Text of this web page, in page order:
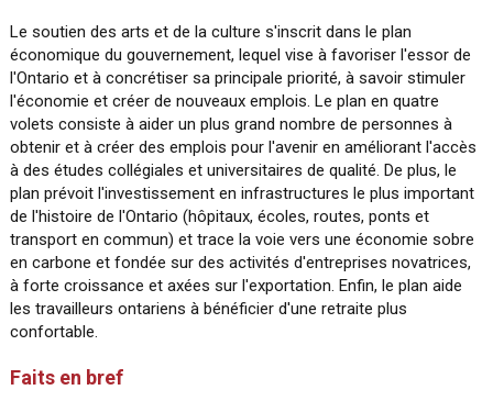
Le soutien des arts et de la culture s'inscrit dans le plan
économique du gouvernement, lequel vise à favoriser l'essor de
l'Ontario et à concrétiser sa principale priorité, à savoir stimuler
l'économie et créer de nouveaux emplois. Le plan en quatre
volets consiste à aider un plus grand nombre de personnes à
obtenir et à créer des emplois pour l'avenir en améliorant l'accès
à des études collégiales et universitaires de qualité. De plus, le
plan prévoit l'investissement en infrastructures le plus important
de l'histoire de l'Ontario (hôpitaux, écoles, routes, ponts et
transport en commun) et trace la voie vers une économie sobre
en carbone et fondée sur des activités d'entreprises novatrices,
à forte croissance et axées sur l'exportation. Enfin, le plan aide
les travailleurs ontariens à bénéficier d'une retraite plus
confortable.
Faits en bref